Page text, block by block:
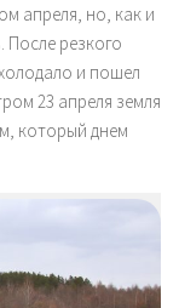
апреля, но, как и
резкого
и пошел
23 апреля земля
который днем